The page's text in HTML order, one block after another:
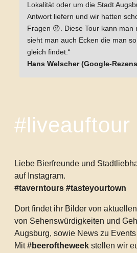
Lokalität oder um die Stadt
Antwort liefern und wir hatten
Fragen 😜. Diese Tour kann man
sieht man auch Ecken die man
gleich findet.“
Hans Welscher (Google-
#liveauftour
Liebe Bierfreunde und
auf Instagram.
#taverntours #tasteyourtown
Dort findet ihr Bilder von
von Sehenswürdigkeiten und
Augsburg, sowie News zu
Mit#beeroftheweek stellen wir